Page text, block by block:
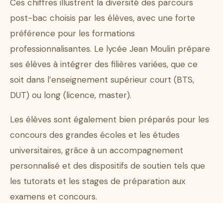
Ces chiffres illustrent la diversité des parcours
post-bac choisis par les élèves, avec une forte
préférence pour les formations
professionnalisantes. Le lycée Jean Moulin prépare
ses élèves à intégrer des filières variées, que ce
soit dans l’enseignement supérieur court (BTS,
DUT) ou long (licence, master).
Les élèves sont également bien préparés pour les
concours des grandes écoles et les études
universitaires, grâce à un accompagnement
personnalisé et des dispositifs de soutien tels que
les tutorats et les stages de préparation aux
examens et concours.